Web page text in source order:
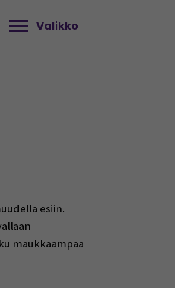
Valikko
Avaa valikko
esiin.
maukkaampaa